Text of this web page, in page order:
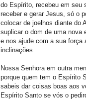
do Espírito, recebeu em seu
receber e gerar Jesus, só o
colocar de joelhos diante do
suplicar o dom de uma nova
e nos ajude com a sua força
inclinações.
Nossa Senhora em outra
porque quem tem o Espírito
sabeis dar coisas boas aos
Espírito Santo se vós o